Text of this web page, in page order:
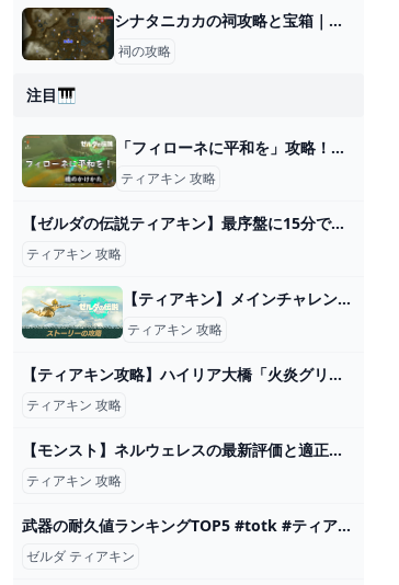
シナタニカカの祠攻略と宝箱｜難しい時の対処法
祠の攻略
注目🎹
「フィローネに平和を」攻略！橋のかけ方は？【ティアキン】 とあるゲームブログの軌跡
ティアキン 攻略
【ゼルダの伝説ティアキン】最序盤に15分で最強装備を含む全身装備をコンプリートするルート紹介！（TotK、ティアーズオブザキングダム） - YouTube
ティアキン 攻略
【ティアキン】メインチャレンジ一覧【ゼルダの伝説ティアーズオブザキングダム】｜ゲームエイト
ティアキン 攻略
【ティアキン攻略】ハイリア大橋「火炎グリオーク」を誰でも簡単に倒せる討伐方法と出現場所を紹介します【ティアーズオブザキングダム】 - YouTube
ティアキン 攻略
【モンスト】ネルウェレスの最新評価と適正クエスト - ゲームウィズ
ティアキン 攻略
武器の耐久値ランキングTOP5 #totk #ティアキン #ゼルダ #zelda #shorts ランキングまとめ速報
ゼルダ ティアキン